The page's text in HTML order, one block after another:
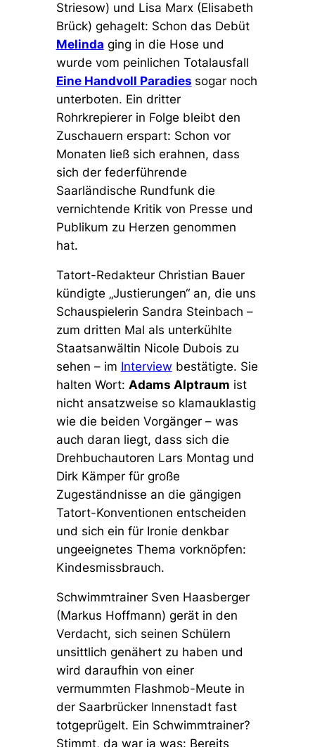
Striesow) und Lisa Marx (Elisabeth
Brück) gehagelt: Schon das Debüt
Melinda ging in die Hose und
wurde vom peinlichen Totalausfall
Eine Handvoll Paradies sogar noch
unterboten. Ein dritter
Rohrkrepierer in Folge bleibt den
Zuschauern erspart: Schon vor
Monaten ließ sich erahnen, dass
sich der federführende
Saarländische Rundfunk die
vernichtende Kritik von Presse und
Publikum zu Herzen genommen
hat.
Tatort-Redakteur Christian Bauer
kündigte „Justierungen“ an, die uns
Schauspielerin Sandra Steinbach –
zum dritten Mal als unterkühlte
Staatsanwältin Nicole Dubois zu
sehen – im Interview bestätigte. Sie
halten Wort: Adams Alptraum ist
nicht ansatzweise so klamauklastig
wie die beiden Vorgänger – was
auch daran liegt, dass sich die
Drehbuchautoren Lars Montag und
Dirk Kämper für große
Zugeständnisse an die gängigen
Tatort-Konventionen entscheiden
und sich ein für Ironie denkbar
ungeeignetes Thema vorknöpfen:
Kindesmissbrauch.
Schwimmtrainer Sven Haasberger
(Markus Hoffmann) gerät in den
Verdacht, sich seinen Schülern
unsittlich genähert zu haben und
wird daraufhin von einer
vermummten Flashmob-Meute in
der Saarbrücker Innenstadt fast
totgeprügelt. Ein Schwimmtrainer?
Stimmt, da war ja was: Bereits